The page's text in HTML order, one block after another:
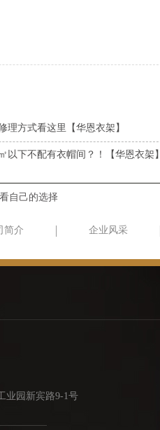
理方式看这里【华恩衣架】
以下不配有衣帽间？！【华恩衣架】
看自己的选择
简介 企业风采
业园新宾路9-1号